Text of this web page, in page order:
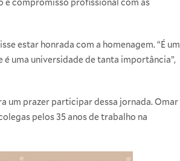
estar honrada com a homenagem. “É um
uma universidade de tanta importância”,
um prazer participar dessa jornada. Omar
pelos 35 anos de trabalho na